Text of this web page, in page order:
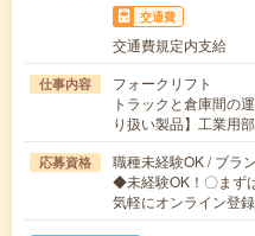
交通費
交通費規定内支給
仕事内容
フォークリフト
トラックと倉庫間の
り扱い製品】工業
応募資格
職種未経験OK / ブラ
◆未経験OK！〇まず
気軽にオンライン登